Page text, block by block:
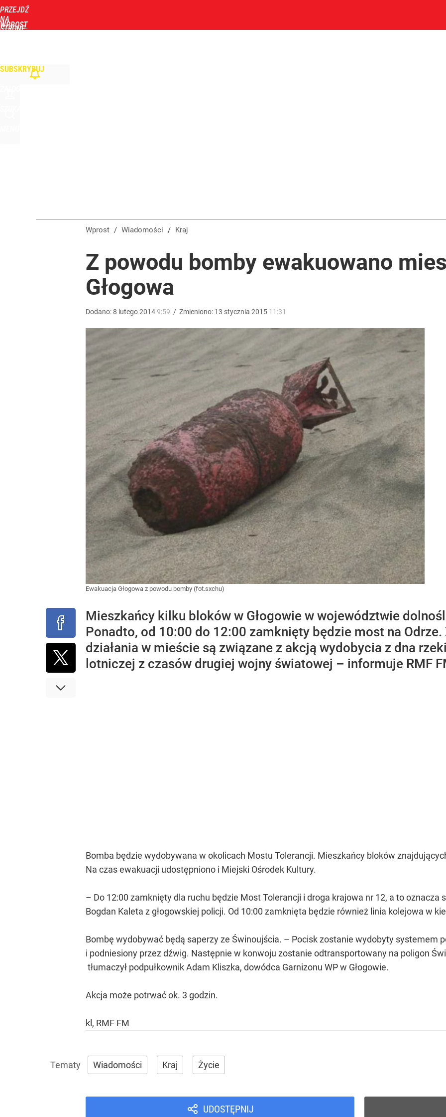
PRZEJDŹ
NA
STRONĘ
WPROST
SUBSKRYBUJ
dodaj
Ulewy dały się we znaki mieszkańcom Podkarpacia. Szpital w Rzeszowie wstrzymał przyjęcia
Mocne słowa z Moskwy pod adresem Sikorskiego. „Chce wciągnąć Polskę do konfliktu”
Wrze po roku Nawrockiego. „Największa hańba” kontra „Cała Europa nam go zazdrości”
Wprost / Wiadomości / Kraj
Z powodu bomby ewakuowano
Głogowa
Dodano:8 lutego20149:59 / Zmieniono: 13 stycznia 2015 11:31
Ewakuacja Głogowa z powodu bomby (fot.sxchu)
Mieszkańcy kilku bloków w Głogowie w województwie
Ponadto, od 10:00 do 12:00 zamknięty będzie most na
działania w mieście są związane z akcją wydobycia z dna
lotniczej z czasów drugiej wojny światowej – informuje RMF
Bomba będzie wydobywana w okolicach Mostu Tolerancji. Mieszkańcy bloków
Na czas ewakuacji udostępniono i Miejski Ośrodek Kultury.
– Do 12:00 zamknięty dla ruchu będzie Most Tolerancji i droga krajowa nr 12, a to oznacza
Bogdan Kaleta z głogowskiej policji. Od 10:00 zamknięta będzie również linia kolejowa w
Bombę wydobywać będą saperzy ze Świnoujścia. – Pocisk zostanie wydobyty systemem
i podniesiony przez dźwig. Następnie w konwoju zostanie odtransportowany na poligon
tłumaczył podpułkownik Adam Kliszka, dowódca Garnizonu WP w Głogowie.
Akcja może potrwać ok. 3 godzin.
kl, RMF FM
Wiadomości Kraj Życie
UDOSTĘPNIJ